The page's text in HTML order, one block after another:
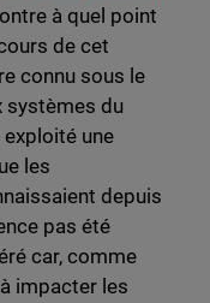
à quel point
de cet
connu sous le
systèmes du
exploité une
les
depuis
pas été
car, comme
à impacter les